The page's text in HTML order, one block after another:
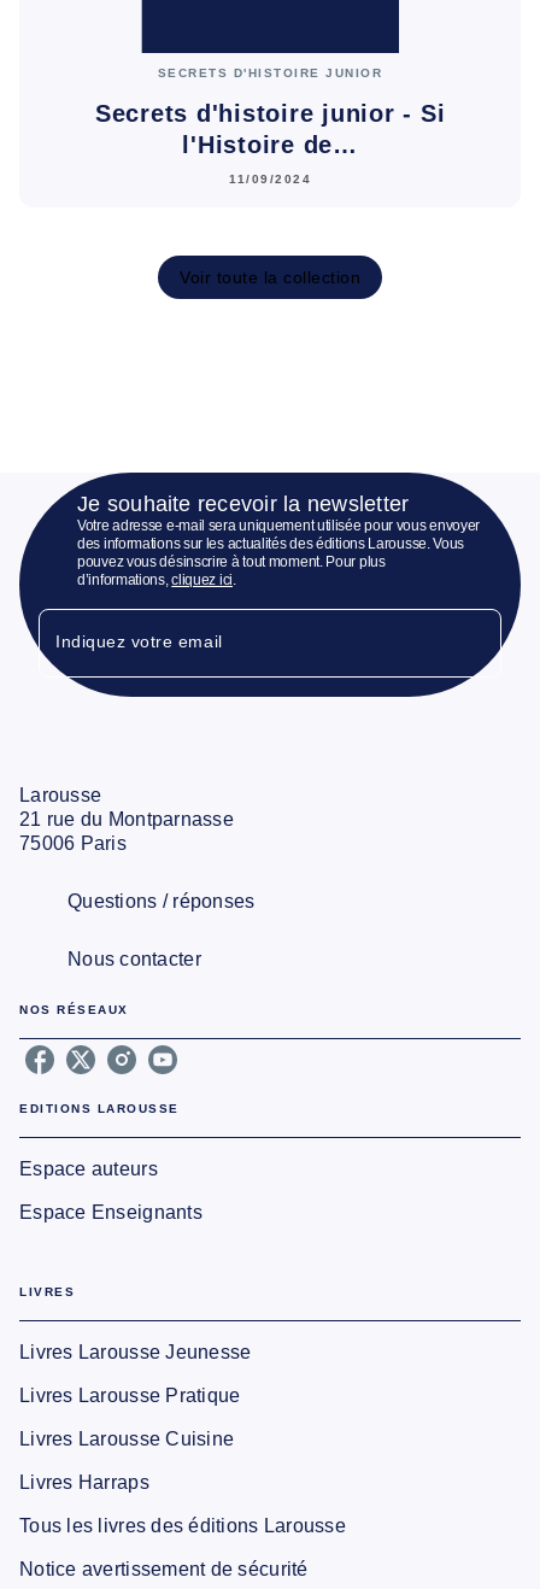
SECRETS D'HISTOIRE JUNIOR
Secrets d'histoire junior - Si
l'Histoire de…
11/09/2024
Voir toute la collection
Je souhaite recevoir la newsletter
Votre adresse e-mail sera uniquement utilisée pour vous envoyer
des informations sur les actualités des éditions Larousse. Vous
pouvez vous désinscrire à tout moment. Pour plus
d’informations,cliquez ici.
Indiquez votre email
Larousse
21 rue du Montparnasse
75006 Paris
Questions / réponses
Nous contacter
NOS RÉSEAUX
EDITIONS LAROUSSE
Espace auteurs
Espace Enseignants
LIVRES
Livres Larousse Jeunesse
Livres Larousse Pratique
Livres Larousse Cuisine
Livres Harraps
Tous les livres des éditions Larousse
Notice avertissement de sécurité